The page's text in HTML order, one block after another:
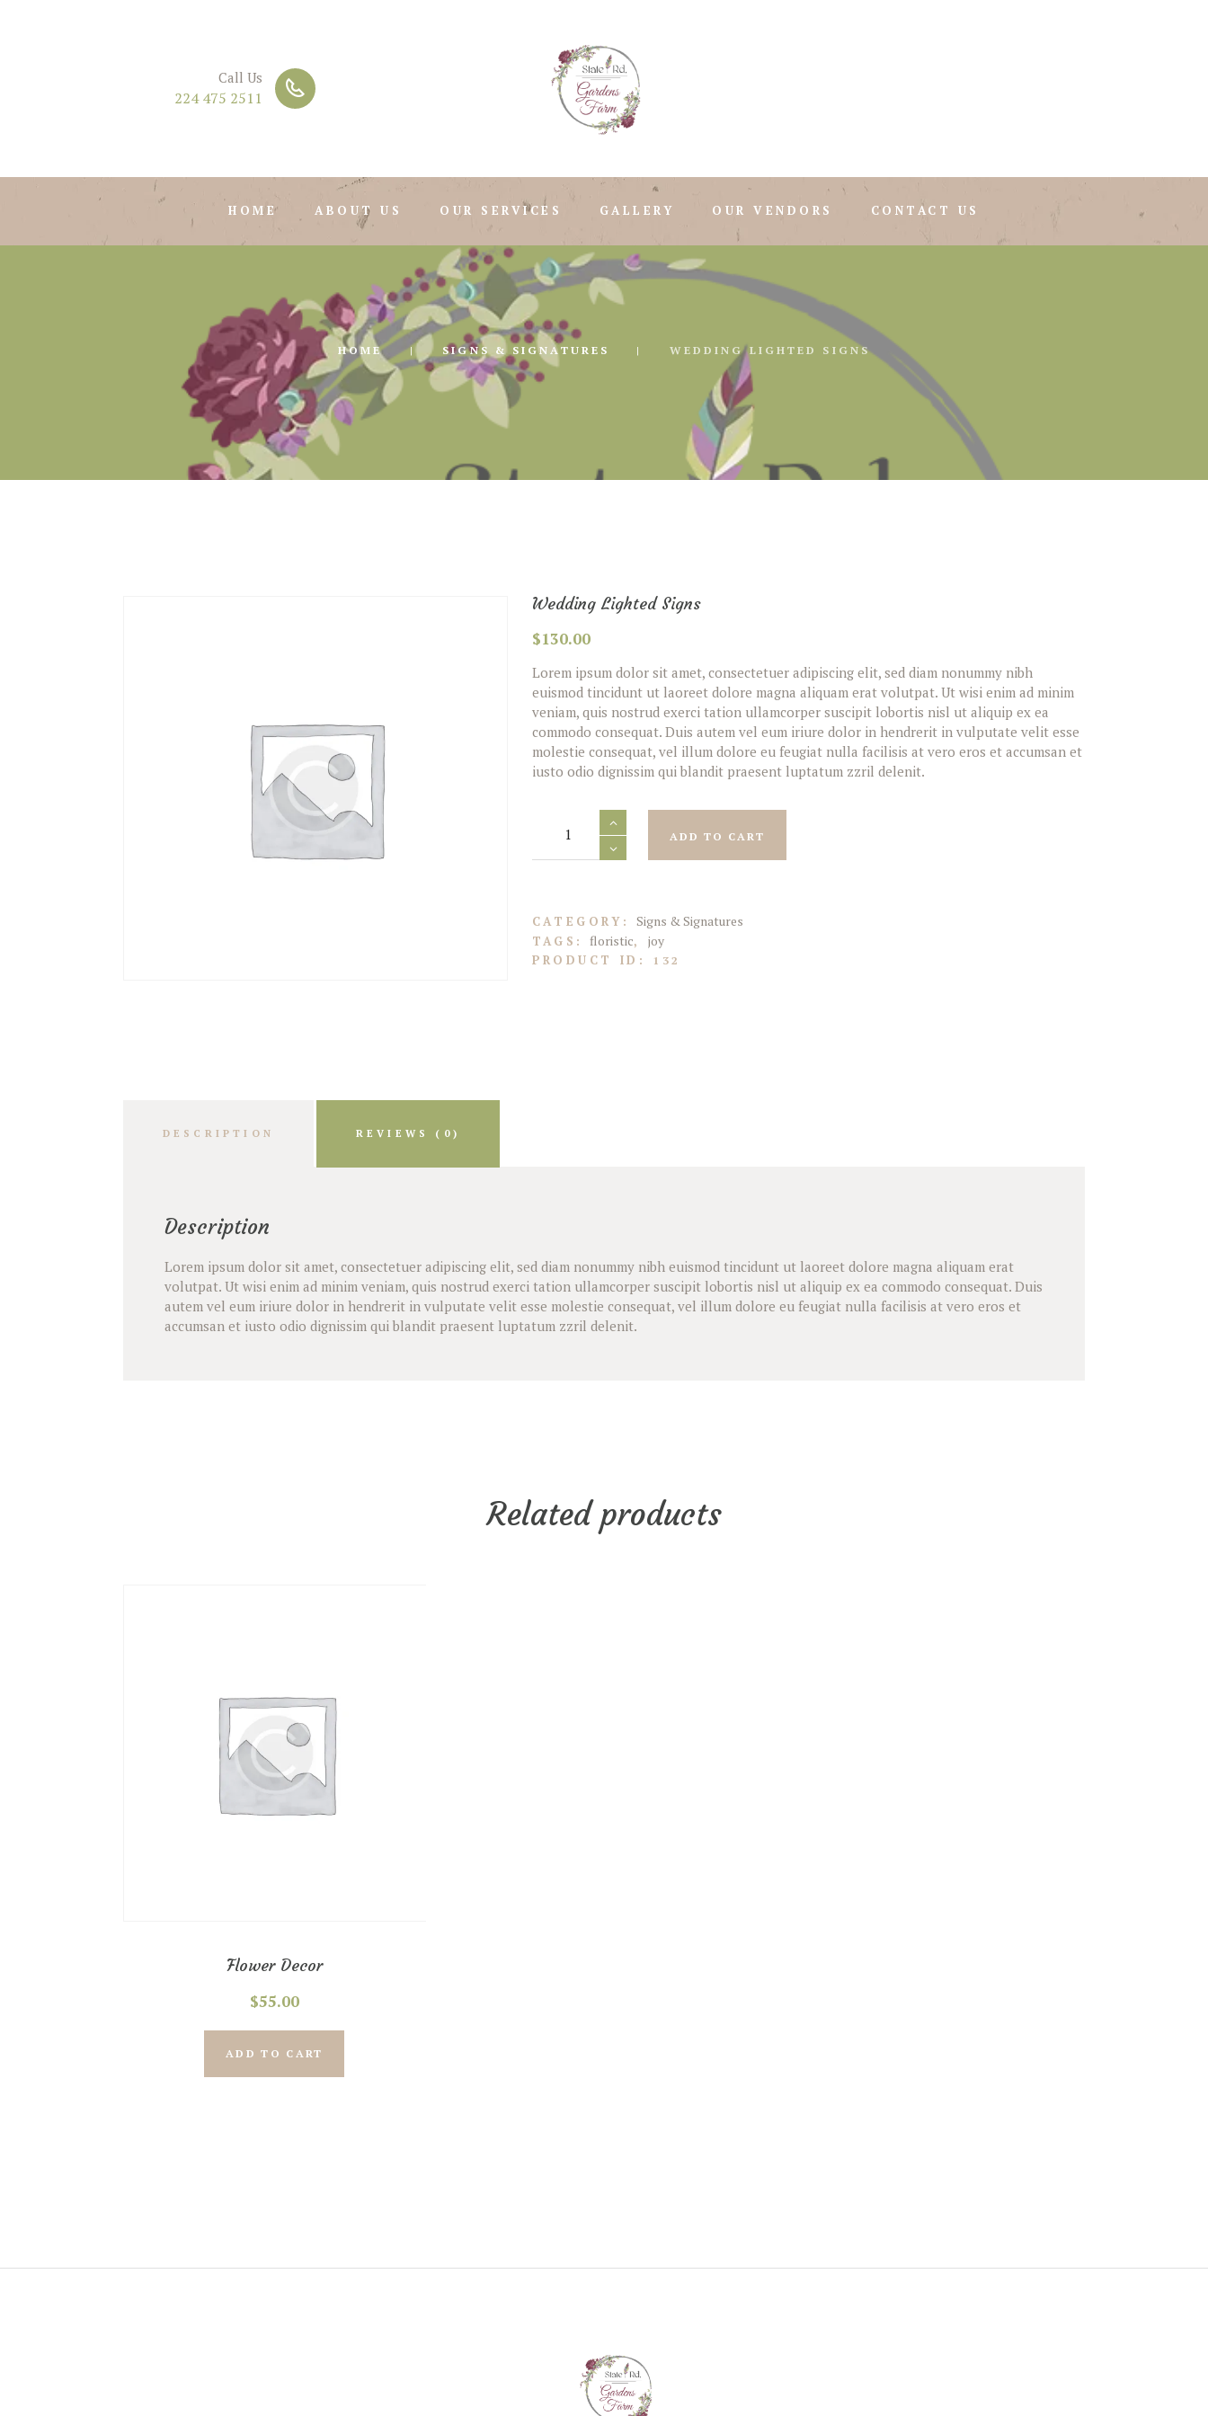
Call Us
224 475 2511
HOME ABOUT US OUR SERVICES GALLERY OUR VENDORS CONTACT US
HOME SIGNS & SIGNATURES WEDDING LIGHTED SIGNS
Wedding Lighted Signs
$130.00
Lorem ipsum dolor sit amet, consectetuer adipiscing elit, sed diam nonummy nibh
euismod tincidunt ut laoreet dolore magna aliquam erat volutpat. Ut wisi enim ad minim
veniam, quis nostrud exerci tation ullamcorper suscipit lobortis nisl ut aliquip ex ea
commodo consequat. Duis autem vel eum iriure dolor in hendrerit in vulputate velit esse
molestie consequat, vel illum dolore eu feugiat nulla facilisis at vero eros et accumsan et
iusto odio dignissim qui blandit praesent luptatum zzril delenit.
Lighted
Signs
ADD TO CART
CATEGORY: Signs & Signatures
TAGS:floristic, joy
PRODUCT ID: 132
DESCRIPTION REVIEWS (0)
Description
Lorem ipsum dolor sit amet, consectetuer adipiscing elit, sed diam nonummy nibh euismod tincidunt ut laoreet dolore magna aliquam erat
volutpat. Ut wisi enim ad minim veniam, quis nostrud exerci tation ullamcorper suscipit lobortis nisl ut aliquip ex ea commodo consequat. Duis
autem vel eum iriure dolor in hendrerit in vulputate velit esse molestie consequat, vel illum dolore eu feugiat nulla facilisis at vero eros et
accumsan et iusto odio dignissim qui blandit praesent luptatum zzril delenit.
Related products
Flower Decor
$55.00
ADD TO CART